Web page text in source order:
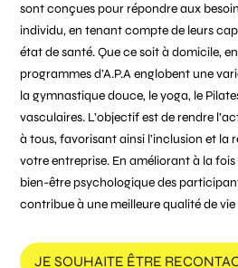
sont conçues pour répondre aux
individu, en tenant compte de leurs
état de santé. Que ce soit à domicile,
programmes d’A.P.A englobent une
la gymnastique douce, le yoga, le
vasculaires. L’objectif est de rendre
à tous, favorisant ainsi l’inclusion et la
votre entreprise. En améliorant à la
bien-être psychologique des
contribue à une meilleure qualité de
JE SOUHAITE ÊTRE